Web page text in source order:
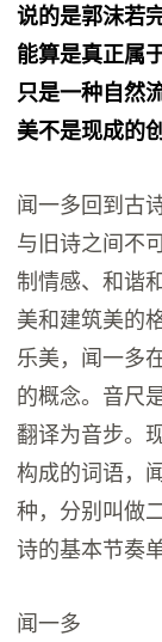
说的是郭沫若
能算是真正属
只是一种自然
美不是现成的
闻一多回到古
与旧诗之间不
制情感、和谐
美和建筑美的
乐美，闻一多
的概念。音尺
翻译为音步。
构成的词语，
种，分别叫做
诗的基本节奏
闻一多